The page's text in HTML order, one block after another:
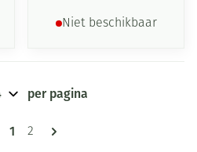
Niet beschikbaar
Pagina's
U lees momenteel pagina
1 Pagina
2
per pagina